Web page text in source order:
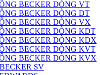
BECKER DÒNG VT
BECKER DÒNG DT
BECKER DÒNG VX
BECKER DÒNG KDT
BECKER DÒNG KDX
BECKER DÒNG KVT
BECKER DÒNG KVX
SV